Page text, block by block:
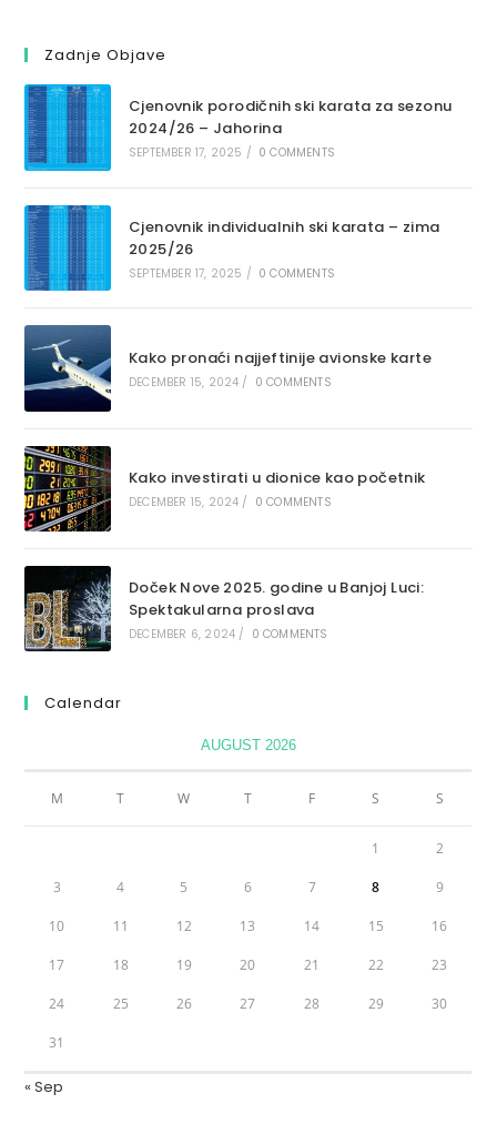
Zadnje Objave
Cjenovnik porodičnih ski karata za sezonu
2024/26 – Jahorina
SEPTEMBER 17, 2025 / 0 COMMENTS
Cjenovnik individualnih ski karata – zima
2025/26
SEPTEMBER 17, 2025 / 0 COMMENTS
Kako pronaći najjeftinije avionske karte
DECEMBER 15, 2024 / 0 COMMENTS
Kako investirati u dionice kao početnik
DECEMBER 15, 2024 / 0 COMMENTS
Doček Nove 2025. godine u Banjoj Luci:
Spektakularna proslava
DECEMBER 6, 2024 / 0 COMMENTS
Calendar
AUGUST 2026
M T W T F S S
1 2
3 4 5 6 7 8 9
10 11 12 13 14 15 16
17 18 19 20 21 22 23
24 25 26 27 28 29 30
31
« Sep